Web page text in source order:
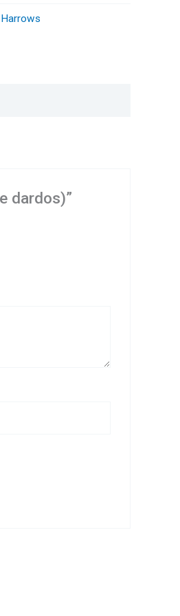
dardos)”